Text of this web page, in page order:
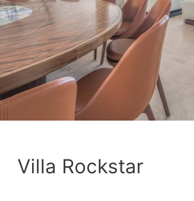
Villa Rockstar